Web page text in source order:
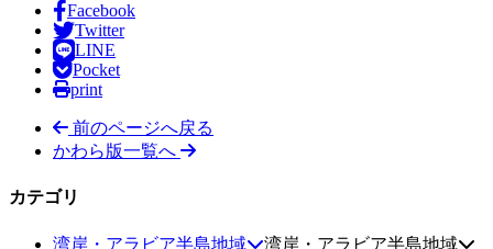
Facebook
Twitter
LINE
Pocket
print
前のページへ戻る
かわら版一覧へ
カテゴリ
湾岸・アラビア半島地域
湾岸・アラビア半島地域